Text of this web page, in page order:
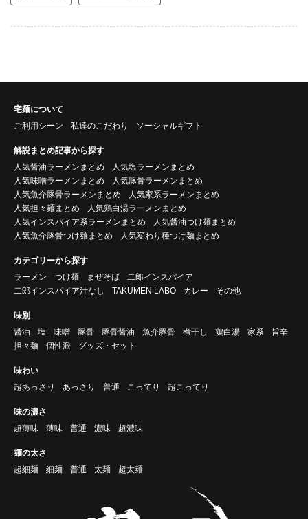
宅麺について
ご利用シーン
私達のこだわり ソーシャルギフト
解説まとめ記事から探す
人気醤油ラーメンまとめ
人気塩ラーメンまとめ
人気味噌ラーメンまとめ
人気豚骨ラーメンまとめ
人気魚介豚骨ラーメンまとめ
人気家系ラーメンまとめ
人気担々麺まとめ
人気鶏白湯ラーメンまとめ
人気インスパイア系ラーメンまとめ
人気醤油つけ麺まとめ
人気魚介豚骨つけ麺まとめ
人気変わり種つけ麺まとめ
カテゴリーから探す
ラーメン
つけ麺 まぜそば
二郎インスパイア
二郎インスパイア汁なし
TAKUMEN LABO カレー その他
味別
醤油
塩 味噌 豚骨 豚骨醤油 魚介豚骨 煮干し 鶏白湯 家系
旨辛
担々麺
個性派 グッズ・セット
味わい
超あっさり
あっさり 普通 こってり 超こってり
味の濃さ
超薄味
薄味 普通 濃味 超濃味
麺の太さ
超細麺
細麺 普通 太麺 超太麺